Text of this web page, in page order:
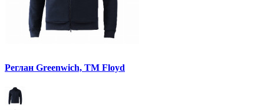
Реглан Greenwich, ТМ Floyd